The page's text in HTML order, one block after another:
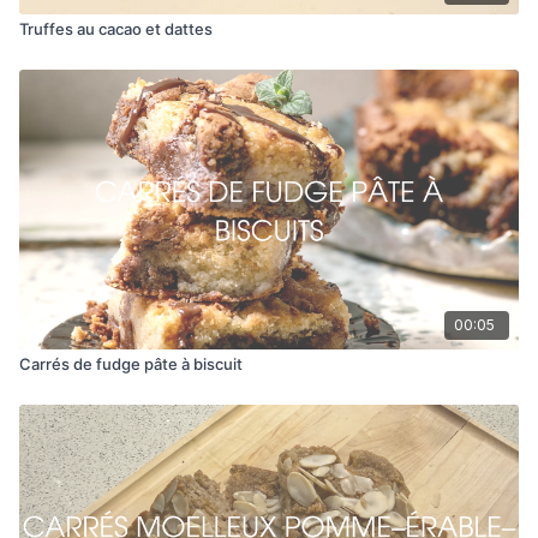
Truffes au cacao et dattes
00:05
Carrés de fudge pâte à biscuit